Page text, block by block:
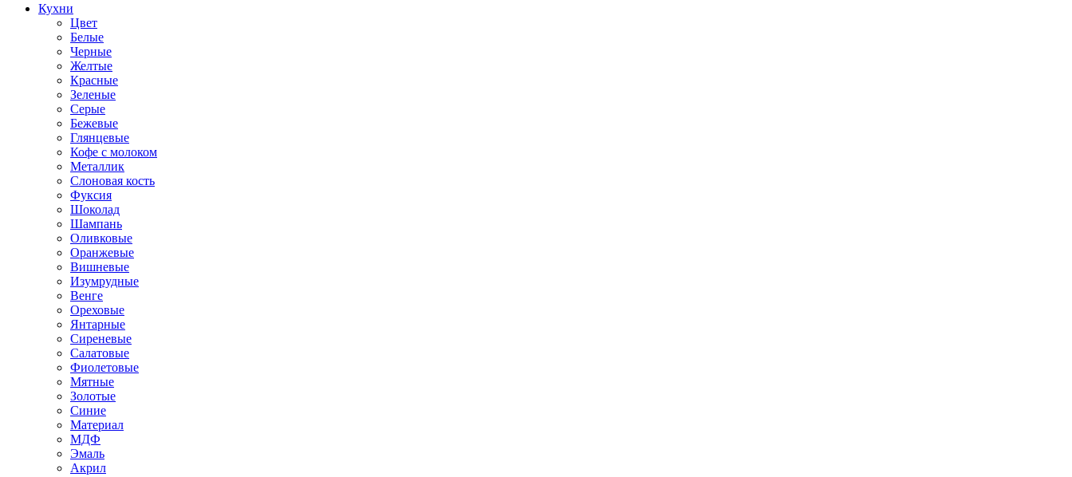
Кухни
Цвет
Белые
Черные
Желтые
Красные
Зеленые
Серые
Бежевые
Глянцевые
Кофе с молоком
Металлик
Слоновая кость
Фуксия
Шоколад
Шампань
Оливковые
Оранжевые
Вишневые
Изумрудные
Венге
Ореховые
Янтарные
Сиреневые
Салатовые
Фиолетовые
Мятные
Золотые
Синие
Материал
МДФ
Эмаль
Акрил